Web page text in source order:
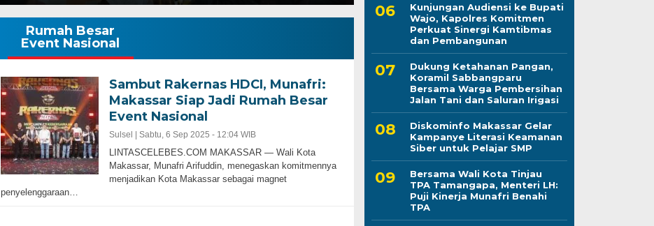
Rumah Besar
Event Nasional
Sambut Rakernas HDCI, Munafri:
Makassar Siap Jadi Rumah Besar
Event Nasional
Sulsel | Sabtu, 6 Sep 2025 - 12:04 WIB
LINTASCELEBES.COM MAKASSAR — Wali Kota
Makassar, Munafri Arifuddin, menegaskan komitmennya
menjadikan Kota Makassar sebagai magnet
penyelenggaraan…
Kunjungan Audiensi ke Bupati
Wajo, Kapolres Komitmen
Perkuat Sinergi Kamtibmas
dan Pembangunan
Dukung Ketahanan Pangan,
Koramil Sabbangparu
Bersama Warga Pembersihan
Jalan Tani dan Saluran Irigasi
Diskominfo Makassar Gelar
Kampanye Literasi Keamanan
Siber untuk Pelajar SMP
Bersama Wali Kota Tinjau
TPA Tamangapa, Menteri LH:
Puji Kinerja Munafri Benahi
TPA